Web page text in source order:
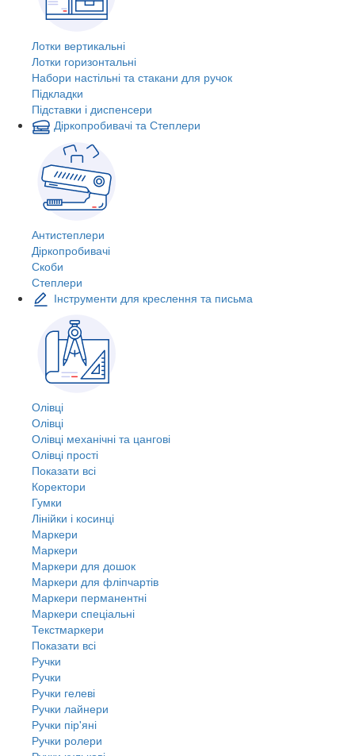
Лотки вертикальні
Лотки горизонтальні
Набори настільні та стакани для ручок
Підкладки
Підставки і диспенсери
Діркопробивачі та Степлери
Антистеплери
Діркопробивачі
Скоби
Степлери
Інструменти для креслення та письма
Олівці
Олівці
Олівці механічні та цангові
Олівці прості
Показати всі
Коректори
Гумки
Лінійки і косинці
Маркери
Маркери
Маркери для дошок
Маркери для фліпчартів
Маркери перманентні
Маркери спеціальні
Текстмаркери
Показати всі
Ручки
Ручки
Ручки гелеві
Ручки лайнери
Ручки пір'яні
Ручки ролери